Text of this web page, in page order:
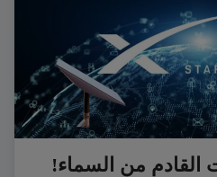
القادم من السماء!